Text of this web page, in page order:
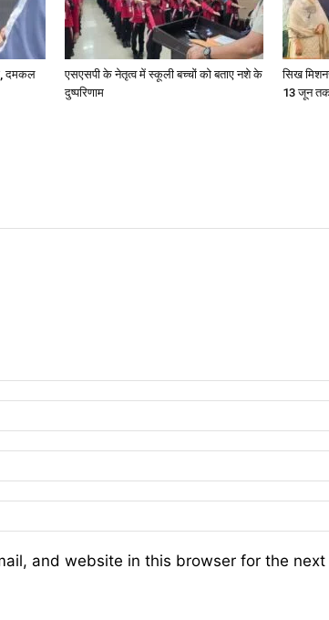
दमकल
एसएसपी के नेतृत्व में स्कूली बच्चों को बताए नशे के
दुष्परिणाम
सिख
13 जून तक
and website in this browser for the